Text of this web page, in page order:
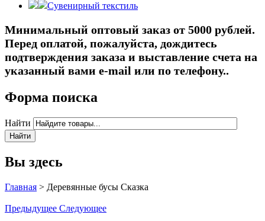
Сувенирный текстиль
Минимальный оптовый заказ от 5000 рублей.
Перед оплатой, пожалуйста, дождитесь
подтверждения заказа и выставление счета на
указанный вами e-mail или по телефону..
Форма поиска
Найти
Вы здесь
Главная > Деревянные бусы Сказка
Предыдущее Следующее